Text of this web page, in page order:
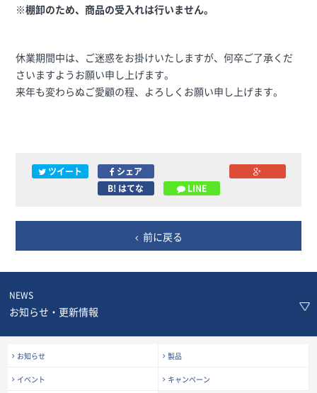
※棚卸のため、商品の受入れは行いません。
休業期間中は、ご迷惑をお掛けいたしますが、何卒ご了承くだ
さいますようお願い申し上げます。
来年も変わらぬご愛顧の程、よろしくお願い申し上げます。
ツイート
シェア
B! はてな
LINE
前に戻る
NEWS
お知らせ・更新情報
お知らせ 製品
イベント キャンペーン